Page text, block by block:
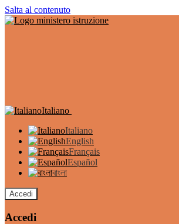
Salta al contenuto
Italiano
Italiano
English
Français
Español
বাংলা
Accedi
Accedi